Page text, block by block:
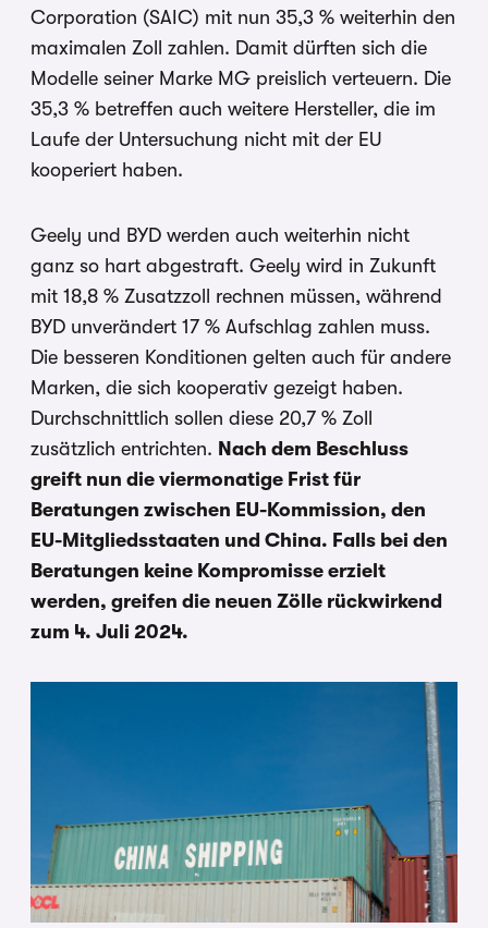
Corporation (SAIC) mit nun 35,3 % weiterhin den
maximalen Zoll zahlen. Damit dürften sich die
Modelle seiner Marke MG preislich verteuern. Die
35,3 % betreffen auch weitere Hersteller, die im
Laufe der Untersuchung nicht mit der EU
kooperiert haben.
Geely und BYD werden auch weiterhin nicht
ganz so hart abgestraft. Geely wird in Zukunft
mit 18,8 % Zusatzzoll rechnen müssen, während
BYD unverändert 17 % Aufschlag zahlen muss.
Die besseren Konditionen gelten auch für andere
Marken, die sich kooperativ gezeigt haben.
Durchschnittlich sollen diese 20,7 % Zoll
zusätzlich entrichten. Nach dem Beschluss
greift nun die viermonatige Frist für
Beratungen zwischen EU-Kommission, den
EU-Mitgliedsstaaten und China. Falls bei den
Beratungen keine Kompromisse erzielt
werden, greifen die neuen Zölle rückwirkend
zum 4. Juli 2024.